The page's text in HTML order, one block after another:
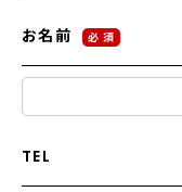
お名前 必 須
TEL